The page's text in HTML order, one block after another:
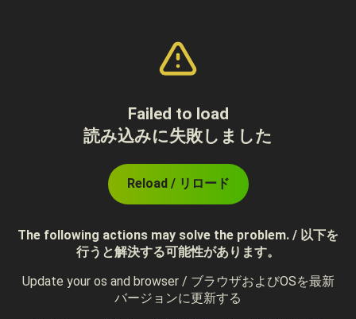
Failed to load
読み込みに失敗しました
Reload / リロード
The following actions may solve the problem. / 以下を
行うと解決する可能性があります。
Update your os and browser / ブラウザおよびOSを最新
バージョンに更新する